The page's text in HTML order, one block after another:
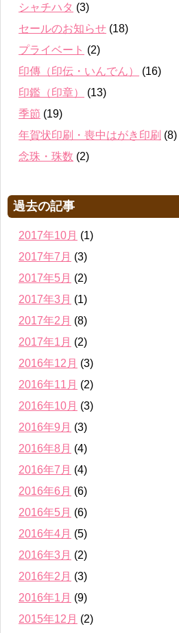
シャチハタ (3)
セールのお知らせ (18)
プライベート (2)
印傳（印伝・いんでん）
(16)
印鑑（印章）
(13)
季節 (19)
年賀状印刷・喪中はがき印刷 (8)
念珠・珠数 (2)
過去の記事
2017年10月 (1)
2017年7月 (3)
2017年5月 (2)
2017年3月 (1)
2017年2月 (8)
2017年1月 (2)
2016年12月 (3)
2016年11月 (2)
2016年10月 (3)
2016年9月 (3)
2016年8月 (4)
2016年7月 (4)
2016年6月 (6)
2016年5月 (6)
2016年4月 (5)
2016年3月 (2)
2016年2月 (3)
2016年1月 (9)
2015年12月 (2)